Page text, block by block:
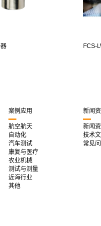
FCS-
案例应用
航空航天
自动化
汽车测试
康复与医疗
农业机械
测试与测量
近海行业
其他
新闻
新闻
技术
常见